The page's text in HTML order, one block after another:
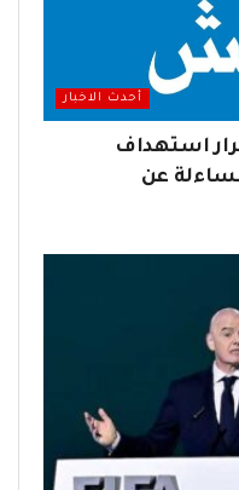
أحدث الاخبار
استهداف
عن